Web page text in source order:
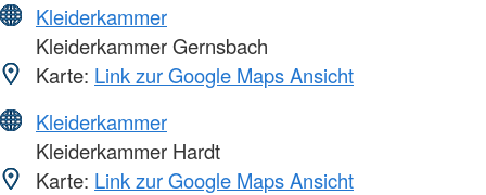
Kleiderkammer
Kleiderkammer Gernsbach
Karte: Link zur Google Maps Ansicht
Kleiderkammer
Kleiderkammer Hardt
Karte: Link zur Google Maps Ansicht